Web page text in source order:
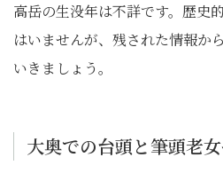
高岳の生没年は不詳です。歴史
はいませんが、残された情報か
いきましょう。
大奥での台頭と筆頭老